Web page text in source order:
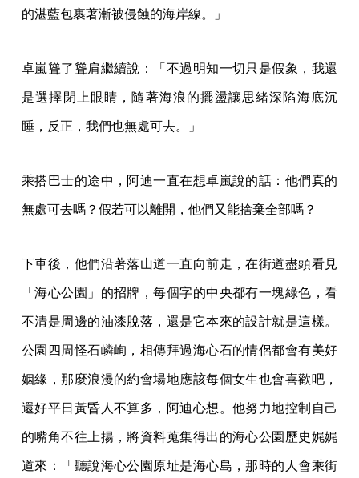
的湛藍包裹著漸被侵蝕的海岸線。」
卓嵐聳了聳肩繼續說：「不過明知一切只是假象，我還
是選擇閉上眼睛，隨著海浪的擺盪讓思緒深陷海底沉
睡，反正，我們也無處可去。」
乘搭巴士的途中，阿迪一直在想卓嵐說的話：他們真的
無處可去嗎？假若可以離開，他們又能捨棄全部嗎？
下車後，他們沿著落山道一直向前走，在街道盡頭看見
「海心公園」的招牌，每個字的中央都有一塊綠色，看
不清是周邊的油漆脫落，還是它本來的設計就是這樣。
公園四周怪石嶙峋，相傳拜過海心石的情侶都會有美好
姻緣，那麼浪漫的約會場地應該每個女生也會喜歡吧，
還好平日黃昏人不算多，阿迪心想。他努力地控制自己
的嘴角不往上揚，將資料蒐集得出的海心公園歷史娓娓
道來：「聽說海心公園原址是海心島，那時的人會乘街